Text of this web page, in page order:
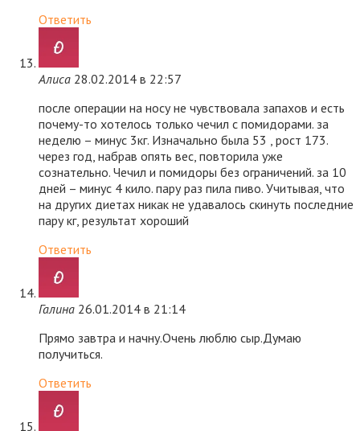
Ответить
Алиса 28.02.2014 в 22:57
после операции на носу не чувствовала запахов и есть
почему-то хотелось только чечил с помидорами. за
неделю – минус 3кг. Изначально была 53 , рост 173.
через год, набрав опять вес, повторила уже
сознательно. Чечил и помидоры без ограничений. за 10
дней – минус 4 кило. пару раз пила пиво. Учитывая, что
на других диетах никак не удавалось скинуть последние
пару кг, результат хороший
Ответить
Галина 26.01.2014 в 21:14
Прямо завтра и начну.Очень люблю сыр.Думаю
получиться.
Ответить